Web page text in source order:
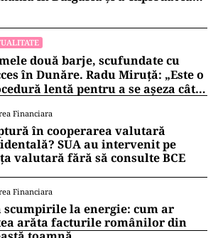
necesității unor măsuri mai
și control în transportul
la curent cu toate știrile? Urmărește
pe canalul de WhatsApp
Drona din Bulgaria este
O dronă a intrat din
în Bulgaria şi a explodat la
de metri de graniţă